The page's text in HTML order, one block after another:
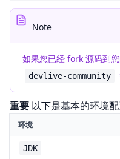
Note
如果您已经 fork 源码到
devlive-community
重要 以下是基本的环境
环境
JDK